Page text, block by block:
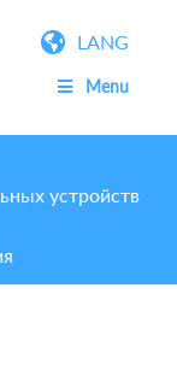
LANG
Menu
устройств